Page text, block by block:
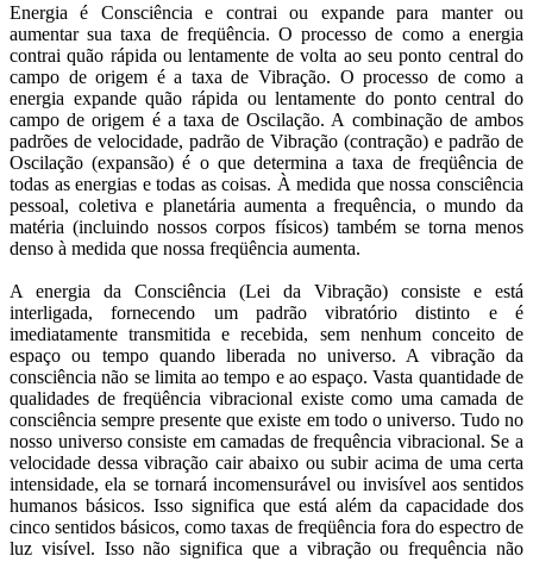
Energia é Consciência e contrai ou expande para manter ou
aumentar sua taxa de freqüência. O processo de como a energia
contrai quão rápida ou lentamente de volta ao seu ponto central do
campo de origem é a taxa de Vibração. O processo de como a
energia expande quão rápida ou lentamente do ponto central do
campo de origem é a taxa de Oscilação. A combinação de ambos
padrões de velocidade, padrão de Vibração (contração) e padrão de
Oscilação (expansão) é o que determina a taxa de freqüência de
todas as energias e todas as coisas. À medida que nossa consciência
pessoal, coletiva e planetária aumenta a frequência, o mundo da
matéria (incluindo nossos corpos físicos) também se torna menos
denso à medida que nossa freqüência aumenta.
A energia da Consciência (Lei da Vibração) consiste e está
interligada, fornecendo um padrão vibratório distinto e é
imediatamente transmitida e recebida, sem nenhum conceito de
espaço ou tempo quando liberada no universo. A vibração da
consciência não se limita ao tempo e ao espaço. Vasta quantidade de
qualidades de freqüência vibracional existe como uma camada de
consciência sempre presente que existe em todo o universo. Tudo no
nosso universo consiste em camadas de frequência vibracional. Se a
velocidade dessa vibração cair abaixo ou subir acima de uma certa
intensidade, ela se tornará incomensurável ou invisível aos sentidos
humanos básicos. Isso significa que está além da capacidade dos
cinco sentidos básicos, como taxas de freqüência fora do espectro de
luz visível. Isso não significa que a vibração ou frequência não